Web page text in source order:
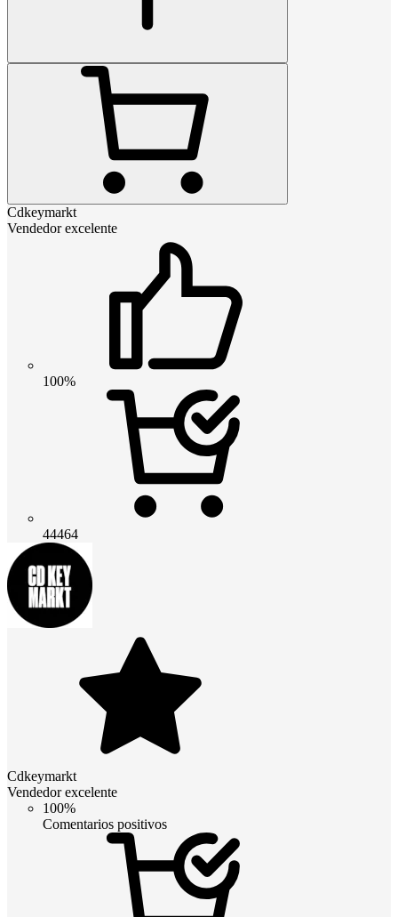
Cdkeymarkt
Vendedor excelente
100%
44464
Cdkeymarkt
Vendedor excelente
100%
Comentarios positivos